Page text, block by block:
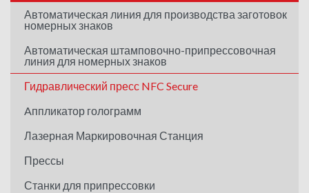
Автоматическая линия для производства заготовок
номерных знаков
Автоматическая штамповочно-припрессовочная
линия для номерных знаков
Гидравлический пресс NFC Secure
Aппликатор голограмм
Лазерная Маркировочная Станция
Прессы
Станки для припрессовки